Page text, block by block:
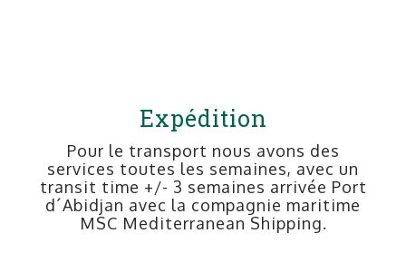
Expédition
Pour le transport nous avons des
services toutes les semaines, avec un
transit time +/- 3 semaines arrivée Port
d´Abidjan avec la compagnie maritime
MSC Mediterranean Shipping.